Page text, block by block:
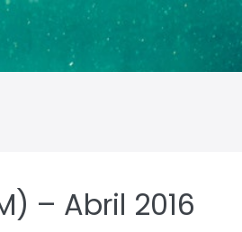
– Abril 2016